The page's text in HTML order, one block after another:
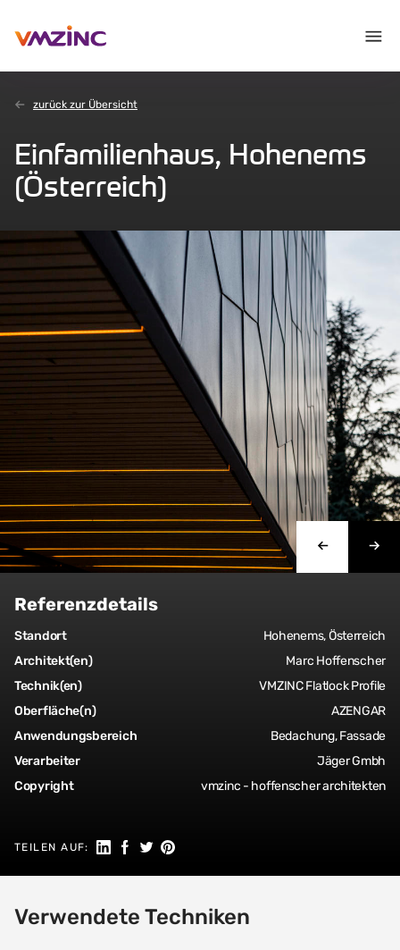
zurück zur Übersicht
Einfamilienhaus, Hohenems
(Österreich)
Referenzdetails
Standort
Hohenems, Österreich
Architekt(en)
Marc Hoffenscher
Technik(en)
VMZINC Flatlock Profile
Oberfläche(n)
AZENGAR
Anwendungsbereich
Bedachung, Fassade
Verarbeiter
Jäger Gmbh
Copyright
vmzinc - hoffenscher architekten
TEILEN AUF: Auf LinkedIn teilen
Auf Facebook teilen
Auf Twitter teilen
Auf Pinterest teilen
Verwendete Techniken